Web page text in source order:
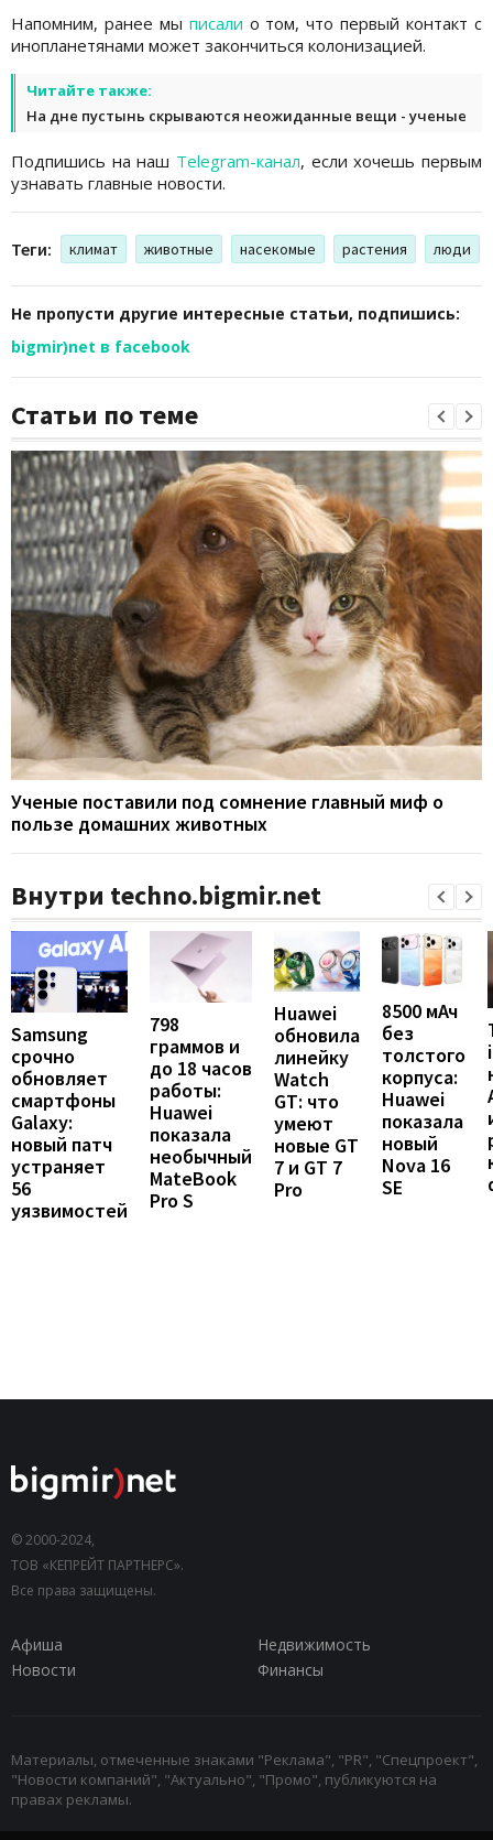
Напомним, ранее мы писали о том, что первый контакт с
инопланетянами может закончиться колонизацией.
Читайте также:
На дне пустынь скрываются неожиданные вещи - ученые
Подпишись на наш Telegram-канал, если хочешь первым
узнавать главные новости.
Теги: климат животные насекомые растения люди
Не пропусти другие интересные статьи, подпишись:
bigmir)net в facebook
Статьи по теме
Ученые поставили под сомнение главный миф о
пользе домашних животных
Внутри techno.bigmir.net
Samsung
срочно
обновляет
смартфоны
Galaxy:
новый патч
устраняет
56
уязвимостей
798
граммов и
до 18 часов
работы:
Huawei
показала
необычный
MateBook
Pro S
Huawei
обновила
линейку
Watch
GT: что
умеют
новые GT
7 и GT 7
Pro
8500 мАч
без
толстого
корпуса:
Huawei
показала
новый
Nova 16
SE
© 2000-2024,
ТОВ «КЕПРЕЙТ ПАРТНЕРС».
Все права защищены.
Афиша
Недвижимость
Новости
Финансы
Материалы, отмеченные знаками "Реклама", "PR", "Спецпроект",
"Новости компаний", "Актуально", "Промо", публикуются на
правах рекламы.